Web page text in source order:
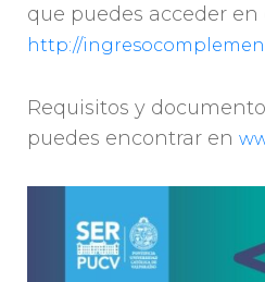
que puedes acceder en
http://
Requisitos y
puedes encontrar en